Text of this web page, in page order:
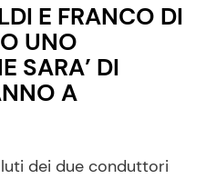
E FRANCO DI
UNO
SARA’ DI
A
dei due conduttori